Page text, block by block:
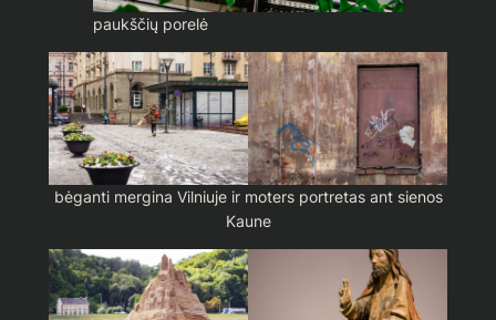
paukščių porelė
bėganti mergina Vilniuje ir moters portretas ant sienos
Kaune